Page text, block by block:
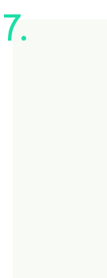
7.